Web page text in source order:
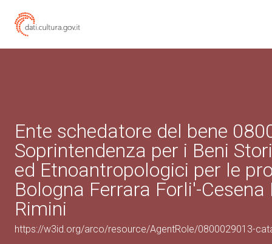
Ente schedatore del bene
Soprintendenza per i Beni
ed Etnoantropologici per le
Bologna Ferrara Forli'-Cesena
Rimini
https://w3id.org/arco/resource/AgentRole/0800029013-